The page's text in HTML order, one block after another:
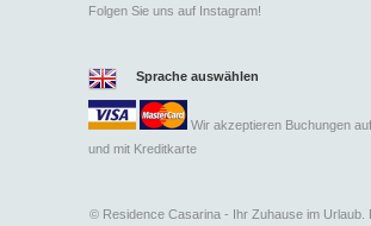
Folgen Sie uns auf Instagram!
Sprache auswählen
Wir akzeptieren Buchungen
und mit Kreditkarte
©Residence Casarina - Ihr Zuhause im Urlaub.